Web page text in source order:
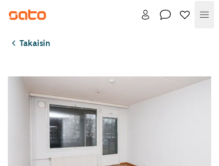
Takaisin